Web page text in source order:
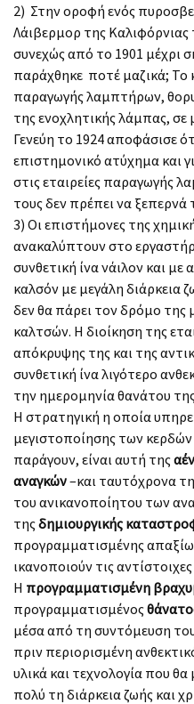
2) Στην οροφή ενός
Λάιβερμορ της
συνεχώς από το 1901 μέχρι
παράχθηκε ποτέ μαζικά; Το
παραγωγής λαμπτήρων,
της ενοχλητικής λάμπας,
Γενεύη το 1924 αποφάσισε
επιστημονικό ατύχημα και
στις εταιρείες παραγωγής
τους δεν πρέπει να ξεπερνά
3) Οι επιστήμονες της
ανακαλύπτουν στο
συνθετική ίνα νάιλον και
καλσόν με μεγάλη διάρκεια
δεν θα πάρει τον δρόμο της
καλτσών. Η διοίκηση της
απόκρυψης της και της
συνθετική ίνα λιγότερο
την ημερομηνία θανάτου
Η στρατηγική η οποία
μεγιστοποίησης των
παράγουν, είναι αυτή της
αναγκών–και ταυτόχρονα
του ανικανοποίητου των
τηςδημιουργικής
προγραμματισμένης
ικανοποιούν τις
Η προγραμματισμένη
προγραμματισμένος
μέσα από τη συντόμευση
πριν περιορισμένη
υλικά και τεχνολογία που
πολύ τη διάρκεια ζωής και